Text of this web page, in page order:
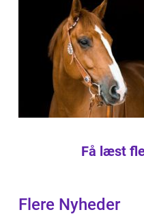
Få læst
Flere Nyheder